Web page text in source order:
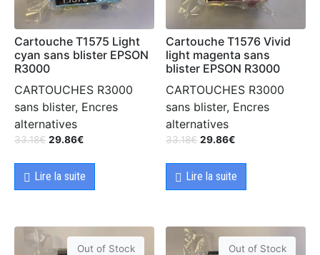
Cartouche T1575 Light
cyan sans blister EPSON
R3000
CARTOUCHES R3000
sans blister, Encres
alternatives
33.18€ 29.86€
Lire la suite
Cartouche T1576 Vivid
light magenta sans
blister EPSON R3000
CARTOUCHES R3000
sans blister, Encres
alternatives
33.18€ 29.86€
Lire la suite
Out of Stock Out of Stock